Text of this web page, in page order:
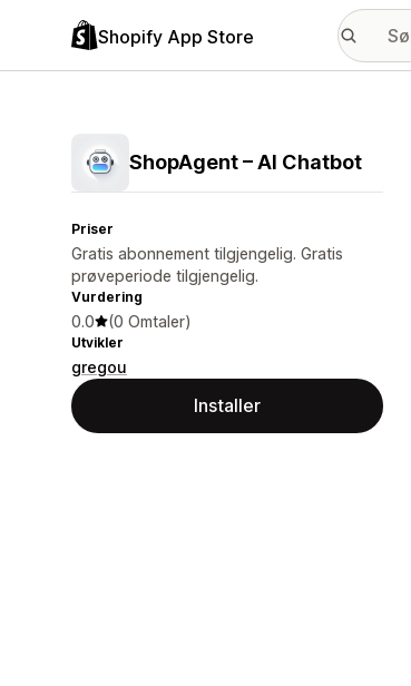
Shopify App Store
ShopAgent – AI Chatbot
Priser
Gratis abonnement tilgjengelig. Gratis
prøveperiode tilgjengelig.
Vurdering
0.0 (0 Omtaler)
Utvikler
gregou
Installer